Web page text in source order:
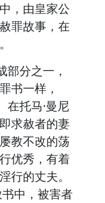
，由皇家公
罪故事，在
部分之一，
书一样，
在托马·曼尼
求赦者的妻
教不改的荡
优秀，有着
行的丈夫。
中，被害者